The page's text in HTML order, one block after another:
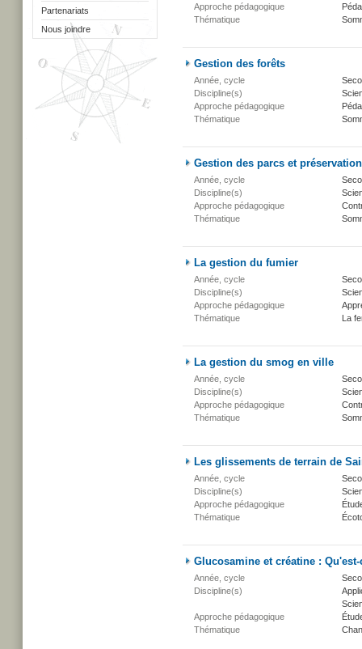
Partenariats
Nous joindre
Approche pédagogique
Thématique
Gestion des forêts
Année, cycle
Discipline(s)
Approche pédagogique
Thématique
Gestion des parcs et
Année, cycle
Discipline(s)
Approche pédagogique
Thématique
La gestion du fumier
Année, cycle
Discipline(s)
Approche pédagogique
Thématique
La
La gestion du smog en ville
Année, cycle
Discipline(s)
Approche pédagogique
Thématique
Les glissements de terrain de
Année, cycle
Discipline(s)
Approche pédagogique
Thématique
Glucosamine et créatine :
Année, cycle
Discipline(s)
Approche pédagogique
Thématique